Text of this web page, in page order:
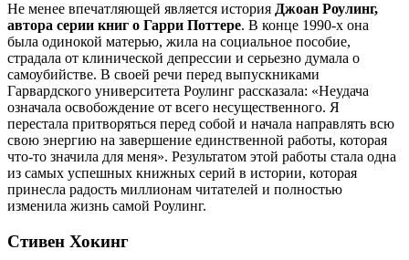
Не менее впечатляющей является история Джоан Роулинг,
автора серии книг о Гарри Поттере. В конце 1990-х она
была одинокой матерью, жила на социальное пособие,
страдала от клинической депрессии и серьезно думала о
самоубийстве. В своей речи перед выпускниками
Гарвардского университета Роулинг рассказала: «Неудача
означала освобождение от всего несущественного. Я
перестала притворяться перед собой и начала направлять всю
свою энергию на завершение единственной работы, которая
что-то значила для меня». Результатом этой работы стала одна
из самых успешных книжных серий в истории, которая
принесла радость миллионам читателей и полностью
изменила жизнь самой Роулинг.
Стивен Хокинг